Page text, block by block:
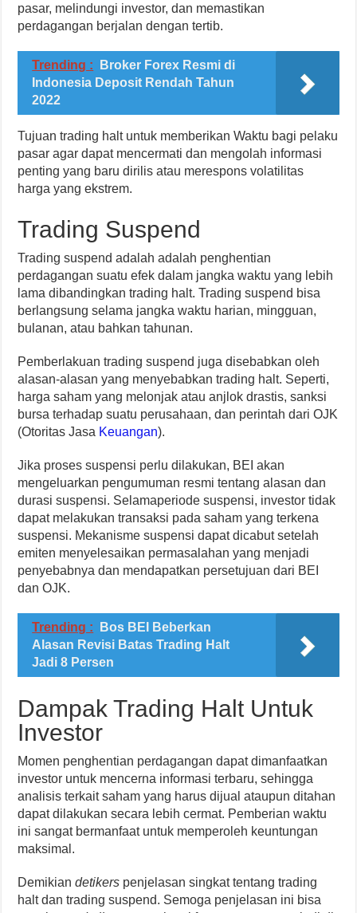
pasar, melindungi investor, dan memastikan
perdagangan berjalan dengan tertib.
Trending :
Broker Forex Resmi di
Indonesia Deposit Rendah Tahun
2022
Tujuan trading halt untuk memberikan Waktu bagi pelaku
pasar agar dapat mencermati dan mengolah informasi
penting yang baru dirilis atau merespons volatilitas
harga yang ekstrem.
Trading Suspend
Trading suspend adalah adalah penghentian
perdagangan suatu efek dalam jangka waktu yang lebih
lama dibandingkan trading halt. Trading suspend bisa
berlangsung selama jangka waktu harian, mingguan,
bulanan, atau bahkan tahunan.
Pemberlakuan trading suspend juga disebabkan oleh
alasan-alasan yang menyebabkan trading halt. Seperti,
harga saham yang melonjak atau anjlok drastis, sanksi
bursa terhadap suatu perusahaan, dan perintah dari OJK
(Otoritas Jasa Keuangan).
Jika proses suspensi perlu dilakukan, BEI akan
mengeluarkan pengumuman resmi tentang alasan dan
durasi suspensi. Selamaperiode suspensi, investor tidak
dapat melakukan transaksi pada saham yang terkena
suspensi. Mekanisme suspensi dapat dicabut setelah
emiten menyelesaikan permasalahan yang menjadi
penyebabnya dan mendapatkan persetujuan dari BEI
dan OJK.
Trending :
Bos BEI Beberkan
Alasan Revisi Batas Trading Halt
Jadi 8 Persen
Dampak Trading Halt Untuk
Investor
Momen penghentian perdagangan dapat dimanfaatkan
investor untuk mencerna informasi terbaru, sehingga
analisis terkait saham yang harus dijual ataupun ditahan
dapat dilakukan secara lebih cermat. Pemberian waktu
ini sangat bermanfaat untuk memperoleh keuntungan
maksimal.
Demikiandetikers penjelasan singkat tentang trading
halt dan trading suspend. Semoga penjelasan ini bisa